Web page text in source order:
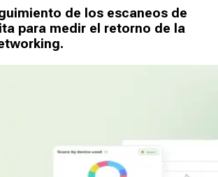
de los escaneos de
para medir el retorno de la